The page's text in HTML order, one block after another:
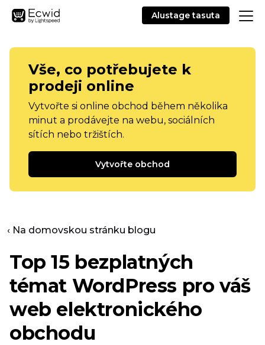
Alustage tasuta
Vše, co potřebujete k
prodeji online
Vytvořte si online obchod během několika
minut a prodávejte na webu, sociálních
sítích nebo tržištích.
Vytvořte obchod
‹ Na domovskou stránku blogu
Top 15 bezplatných
témat WordPress pro váš
web elektronického
obchodu